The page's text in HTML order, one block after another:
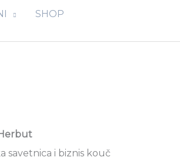
SHOP
savetnica i biznis kouč